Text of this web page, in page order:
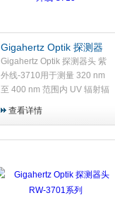
Gigahertz Optik 探测器
头 紫外线-3710
Gigahertz Optik 探测器头 紫
外线-3710用于测量 320 nm
至 400 nm 范围内 UV 辐射辐
测器头 （UV-A）。
查看详情